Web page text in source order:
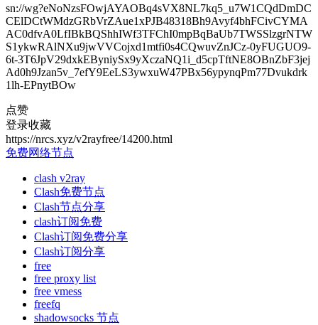
sn://wg?eNoNzsFOwjAYAOBq4sVX8NL7kq5_u7W1CQdDmDC
CElDCtWMdzGRbVrZAue1xPJB48318Bh9Avyf4bhFCivCYMA
AC0dfvA0LfIBkBQShhIWf3TFChI0mpBqBaUb7TWSSlzgrNTW
S1ykwRAlNXu9jwVVCojxd1mtfi0s4CQwuvZnJCz-0yFUGUO9-
6t-3T6JpV29dxkEByniySx9yXczaNQ1i_d5cpTftNE8OBnZbF3jej
Ad0h9Jzan5v_7efY9EeLS3ywxuW47PBx56ypynqPm77Dvukdrk
1lh-EPnytBOw
点赞
登录收藏
https://nrcs.xyz/v2rayfree/14200.html
免费网络节点
clash v2ray
Clash免费节点
Clash节点分享
clash订阅免费
Clash订阅免费分享
Clash订阅分享
free
free proxy list
free vmess
freefq
shadowsocks 节点